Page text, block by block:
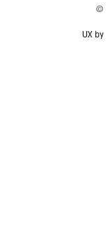
©
UX by